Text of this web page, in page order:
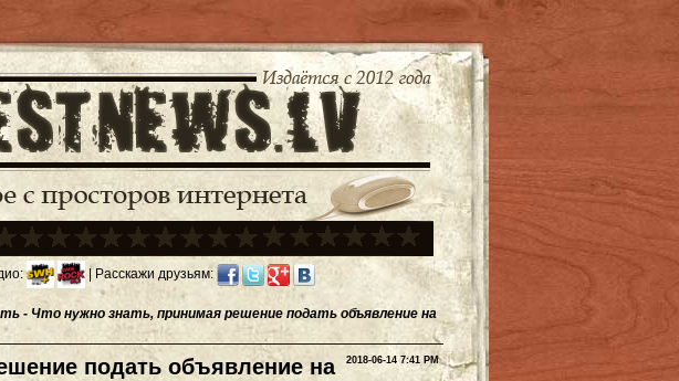
| Расскажи друзьям:
- Что нужно знать, принимая решение подать объявление на
2018-06-14 7:41 PM
подать объявление на